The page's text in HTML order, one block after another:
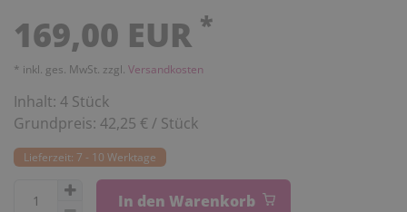
169,00 EUR *
* inkl. ges. MwSt. zzgl. Versandkosten
Inhalt: 4 Stück
Grundpreis: 42,25 € / Stück
Lieferzeit: 7 - 10 Werktage
In den Warenkorb